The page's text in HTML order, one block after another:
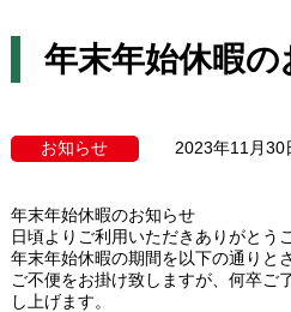
年末年始休暇の
お知らせ 2023年11月30
年末年始休暇のお知らせ
日頃よりご利用いただきありがとう
年末年始休暇の期間を以下の通りと
ご不便をお掛け致しますが、何卒ご
し上げます。